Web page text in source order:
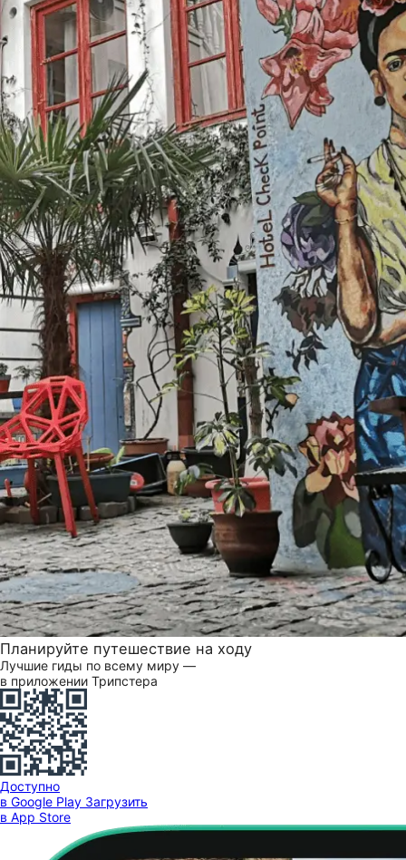
Планируйте путешествие на ходу
Лучшие гиды по всему миру —
в приложении Трипстера
Доступно
в Google Play Загрузить
в App Store